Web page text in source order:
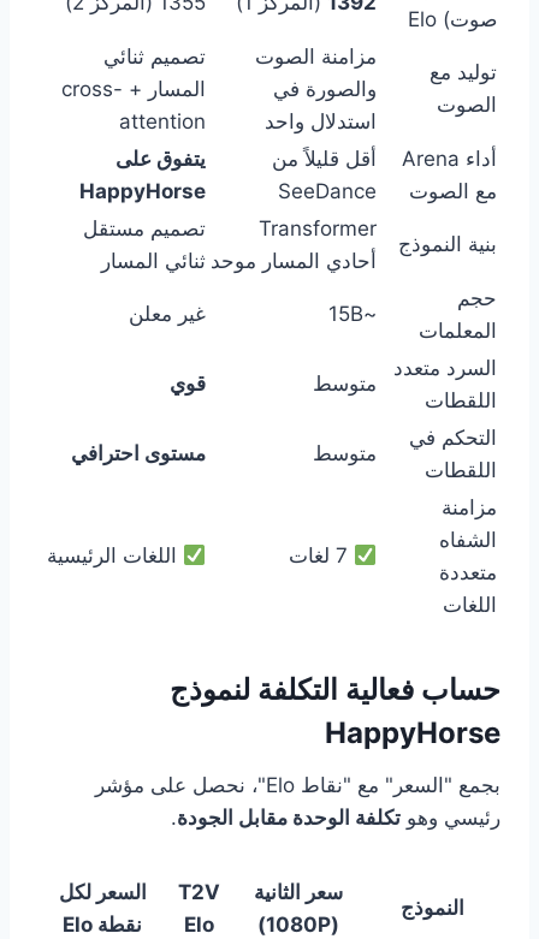
صوت) Elo
توليد مع
الصوت
مزامنة الصوت
والصورة في
استدلال واحد
تصميم ثنائي
المسار + cross-
attention
أداء Arena
مع الصوت
أقل قليلاً من
SeeDance
يتفوق على
HappyHorse
بنية النموذج
Transformer
أحادي المسار موحد
تصميم مستقل
ثنائي المسار
حجم
المعلمات
~15B غير معلن
السرد متعدد
اللقطات
متوسط قوي
التحكم في
اللقطات
متوسط مستوى احترافي
مزامنة
الشفاه
متعددة
اللغات
اللغات الرئيسية
حساب فعالية التكلفة لنموذج
HappyHorse
بجمع "السعر" مع "نقاط Elo"، نحصل على مؤشر
رئيسي وهو تكلفة الوحدة مقابل الجودة.
النموذج
سعر الثانية
(1080P)
T2V
Elo
السعر لكل
نقطة Elo